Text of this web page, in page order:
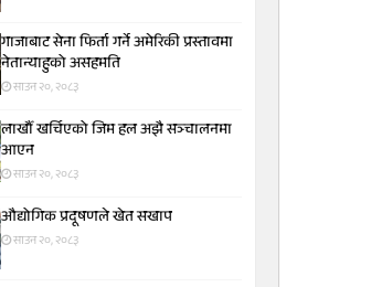
गाजाबाट सेना फिर्ता गर्ने अमेरिकी प्रस्तावमा
नेतान्याहुको असहमति
साउन २०, २०८३
लाखौँ खर्चिएको जिम हल अझै सञ्चालनमा
आएन
साउन २०, २०८३
औद्योगिक प्रदूषणले खेत सखाप
साउन २०, २०८३